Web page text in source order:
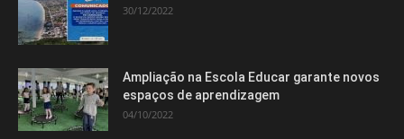
30/12/2022
Ampliação na Escola Educar garante novos
espaços de aprendizagem
04/10/2022